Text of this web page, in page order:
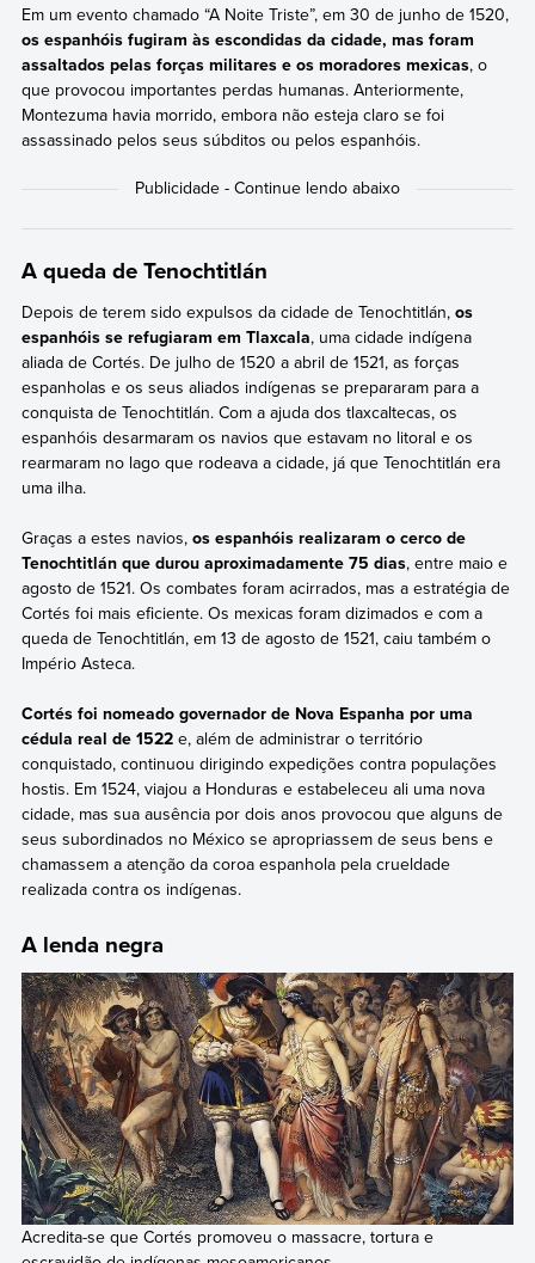
Em um evento chamado “A Noite Triste”, em 30 de junho de 1520,
os espanhóis fugiram às escondidas da cidade, mas foram
assaltados pelas forças militares e os moradores mexicas, o
que provocou importantes perdas humanas. Anteriormente,
Montezuma havia morrido, embora não esteja claro se foi
assassinado pelos seus súbditos ou pelos espanhóis.
A queda de Tenochtitlán
Depois de terem sido expulsos da cidade de Tenochtitlán, os
espanhóis se refugiaram em Tlaxcala, uma cidade indígena
aliada de Cortés. De julho de 1520 a abril de 1521, as forças
espanholas e os seus aliados indígenas se prepararam para a
conquista de Tenochtitlán. Com a ajuda dos tlaxcaltecas, os
espanhóis desarmaram os navios que estavam no litoral e os
rearmaram no lago que rodeava a cidade, já que Tenochtitlán era
uma ilha.
Graças a estes navios, os espanhóis realizaram o cerco de
Tenochtitlán que durou aproximadamente 75 dias, entre maio e
agosto de 1521. Os combates foram acirrados, mas a estratégia de
Cortés foi mais eficiente. Os mexicas foram dizimados e com a
queda de Tenochtitlán, em 13 de agosto de 1521, caiu também o
Império Asteca.
Cortés foi nomeado governador de Nova Espanha por uma
cédula real de 1522e, além de administrar o território
conquistado, continuou dirigindo expedições contra populações
hostis. Em 1524, viajou a Honduras e estabeleceu ali uma nova
cidade, mas sua ausência por dois anos provocou que alguns de
seus subordinados no México se apropriassem de seus bens e
chamassem a atenção da coroa espanhola pela crueldade
realizada contra os indígenas.
A lenda negra
Acredita-se que Cortés promoveu o massacre, tortura e